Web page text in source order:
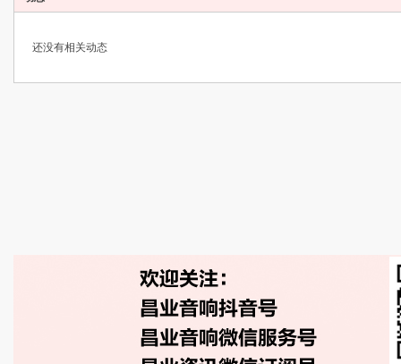
还没有相关动态